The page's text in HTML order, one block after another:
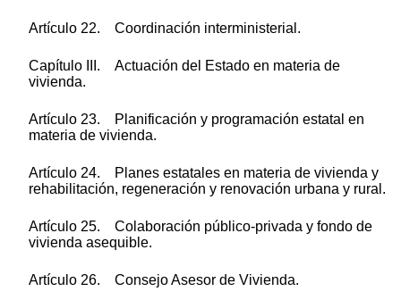
Artículo 22. Coordinación interministerial.
Capítulo III. Actuación del Estado en materia de
vivienda.
Artículo 23. Planificación y programación estatal en
materia de vivienda.
Artículo 24. Planes estatales en materia de vivienda y
rehabilitación, regeneración y renovación urbana y rural.
Artículo 25. Colaboración público-privada y fondo de
vivienda asequible.
Artículo 26. Consejo Asesor de Vivienda.